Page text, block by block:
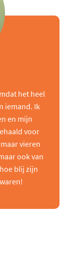
het heel
iemand. Ik
en mijn
voor
vieren
ook van
blij zijn